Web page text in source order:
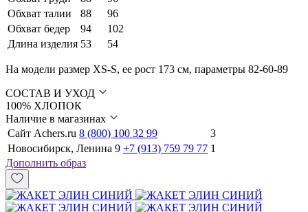
Обхват талии
88
96
Обхват бедер
94
102
Длина изделия 53 54
На модели размер XS-S, ее рост 173 см, параметры 82-60-89
СОСТАВ И УХОД
100% ХЛОПОК
Наличие в магазинах
Сайт Achers.ru 8 (800) 100 32 99
3
Новосибирск, Ленина 9 +7 (913) 759 79 77 1
Дополнить образ